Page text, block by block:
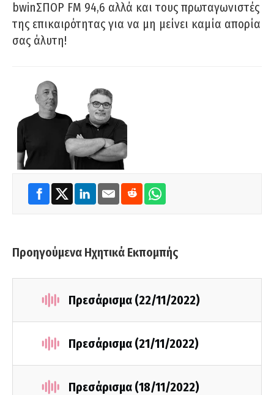
bwinΣΠΟΡ FM 94,6 αλλά και τους πρωταγωνιστές
της επικαιρότητας για να μη μείνει καμία απορία
σας άλυτη!
Προηγούμενα Ηχητικά Εκπομπής
Πρεσάρισμα (22/11/2022)
Πρεσάρισμα (21/11/2022)
Πρεσάρισμα (18/11/2022)